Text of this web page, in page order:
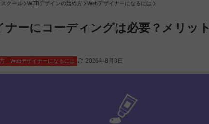
クール WEBデザインの始め方 Webデザイナーになるには
ナーにコーディングは必要？メリッ
Webデザイナーになるには 2026年8月3日